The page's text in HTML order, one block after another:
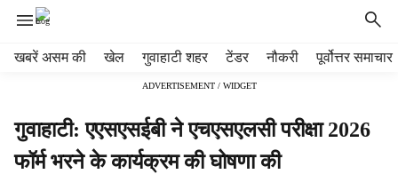
खबरें असम की खेल गुवाहाटी शहर टेंडर नौकरी पूर्वोत्तर समाचार
ADVERTISEMENT / WIDGET
गुवाहाटी: एएसएसईबी ने एचएसएलसी परीक्षा 2026
फॉर्म भरने के कार्यक्रम की घोषणा की